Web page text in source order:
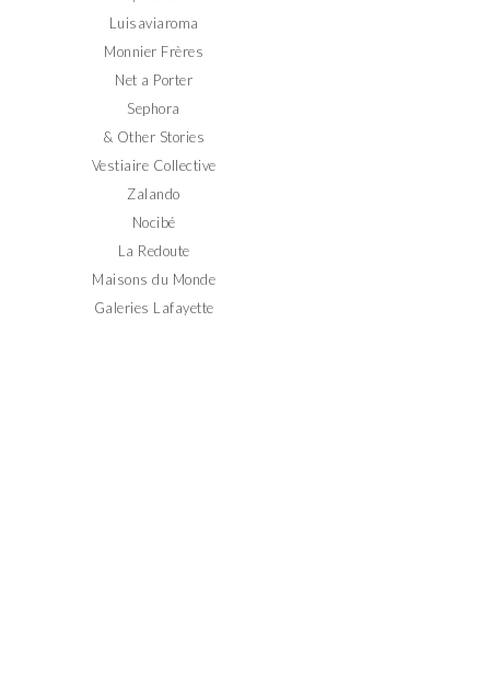
Luisaviaroma
Monnier Frères
Net a Porter
Sephora
& Other Stories
Vestiaire Collective
Zalando
Nocibé
La Redoute
Maisons du Monde
Galeries Lafayette